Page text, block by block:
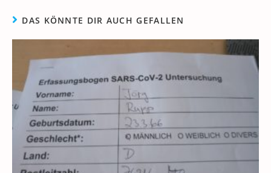
DAS KÖNNTE DIR AUCH GEFALLEN